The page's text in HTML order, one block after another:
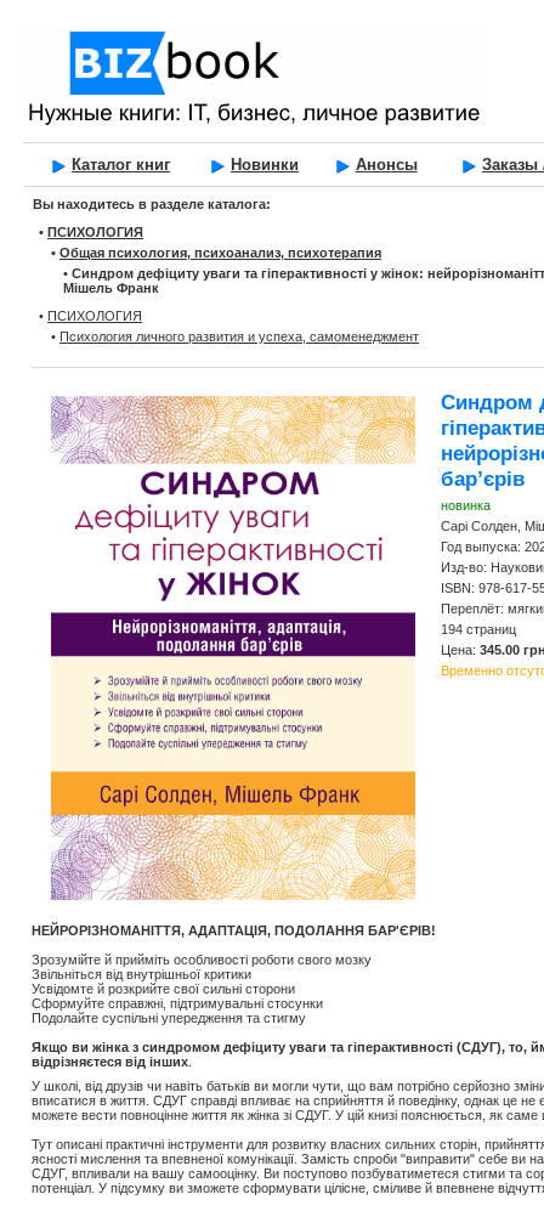
Каталог книг Новинки Анонсы Заказы
Вы находитесь в разделе каталога:
• ПСИХОЛОГИЯ
• Общая психология, психоанализ, психотерапия
• Синдром дефіциту уваги та гіперактивності у жінок:
Мішель Франк
• ПСИХОЛОГИЯ
• Психология личного развития и успеха, самоменеджмент
Синдром
бар’єрів
новинка
Сарі Солден,
Год выпуска:
Изд-во:
ISBN: 978-617-
Переплёт:
194 страниц
Цена: 345.00
Временно
НЕЙРОРІЗНОМАНІТТЯ, АДАПТАЦІЯ, ПОДОЛАННЯ БАР'ЄРІВ!
Зрозумійте й прийміть особливості роботи свого мозку
Звільніться від внутрішньої критики
Усвідомте й розкрийте свої сильні сторони
Сформуйте справжні, підтримувальні стосунки
Подолайте суспільні упередження та стигму
Якщо ви жінка з синдромом дефіциту уваги та гіперактивності (СДУГ), то,
відрізняєтеся від інших
У школі, від друзів чи навіть батьків ви могли чути, що вам потрібно серйозно
вписатися в життя. СДУГ справді впливає на сприйняття й поведінку, однак це
можете вести повноцінне життя як жінка зі СДУГ. У цій книзі пояснюється, як саме
Тут описані практичні інструменти для розвитку власних сильних сторін,
ясності мислення та впевненої комунікації. Замість спроби "виправити" себе ви
СДУГ, впливали на вашу самооцінку. Ви поступово позбуватиметеся стигми та
потенціал. У підсумку ви зможете сформувати цілісне, сміливе й впевнене